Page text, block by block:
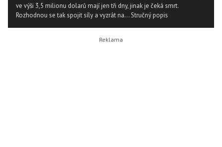
ve výši 3,5 milionu dolarů mají jen tři dny, jinak je čeká smrt.
Rozhodnou se tak spojit síly a vyzrát na...Stručný popis